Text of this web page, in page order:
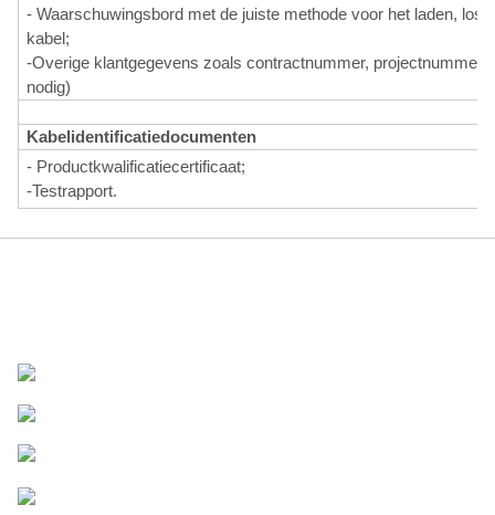
- Waarschuwingsbord met de juiste methode voor het laden,
kabel;
-Overige klantgegevens zoals contractnummer, projectnummer
nodig)
Kabelidentificatiedocumenten
- Productkwalificatiecertificaat;
-Testrapport.